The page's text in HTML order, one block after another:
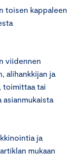
toisen kappaleen
viidennen
alihankkijan ja
toimittaa tai
ja
mukaan